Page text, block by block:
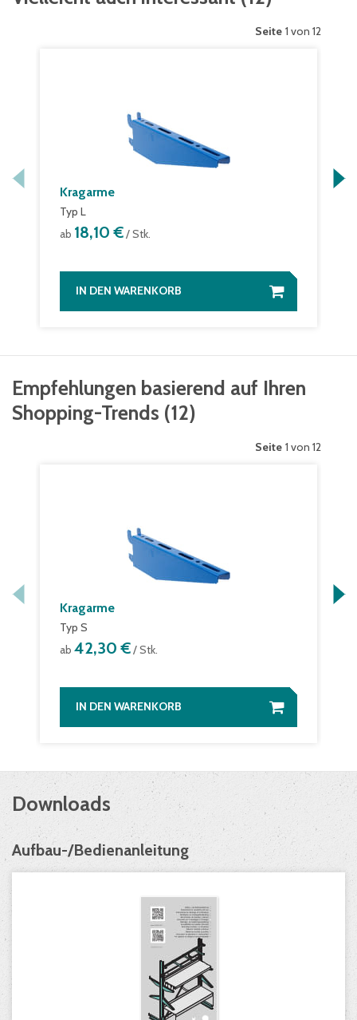
Seite 1 von 12
Kragarme
Typ L
ab 18,10 €/ Stk.
IN DEN WARENKORB
Empfehlungen basierend auf Ihren
Shopping-Trends (12)
Seite 1 von 12
Kragarme
Typ S
ab 42,30 €/ Stk.
IN DEN WARENKORB
Downloads
Aufbau-/Bedienanleitung